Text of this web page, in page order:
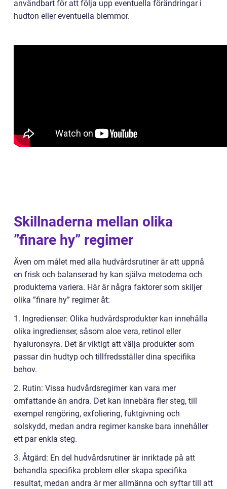
användbart för att följa upp eventuella förändringar i
hudton eller eventuella blemmor.
Skillnaderna mellan olika
”finare hy” regimer
Även om målet med alla hudvårdsrutiner är att uppnå
en frisk och balanserad hy kan själva metoderna och
produkterna variera. Här är några faktorer som skiljer
olika ”finare hy” regimer åt:
1. Ingredienser: Olika hudvårdsprodukter kan innehålla
olika ingredienser, såsom aloe vera, retinol eller
hyaluronsyra. Det är viktigt att välja produkter som
passar din hudtyp och tillfredsställer dina specifika
behov.
2. Rutin: Vissa hudvårdsregimer kan vara mer
omfattande än andra. Det kan innebära fler steg, till
exempel rengöring, exfoliering, fuktgivning och
solskydd, medan andra regimer kanske bara innehåller
ett par enkla steg.
3. Åtgärd: En del hudvårdsrutiner är inriktade på att
behandla specifika problem eller skapa specifika
resultat, medan andra är mer allmänna och syftar till att